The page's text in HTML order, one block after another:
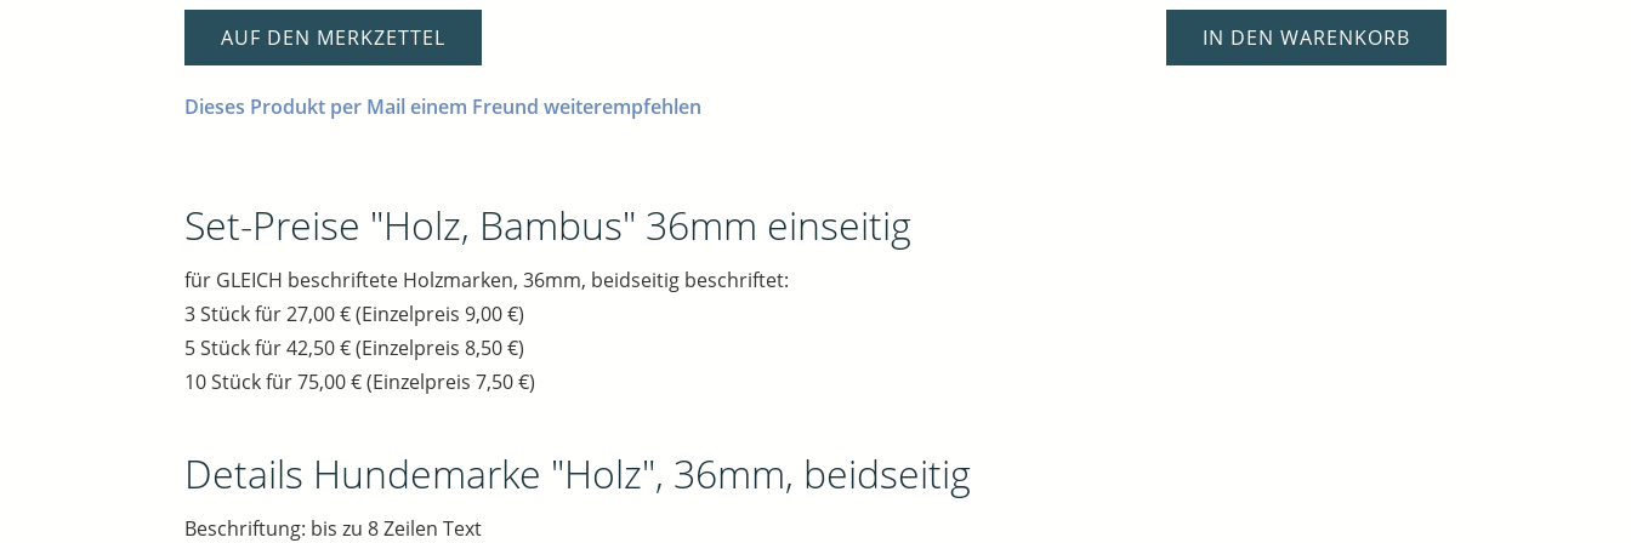
IN DEN WARENKORB
AUF DEN MERKZETTEL
Dieses Produkt per Mail einem Freund weiterempfehlen
Set-Preise "Holz, Bambus" 36mm einseitig
für GLEICH beschriftete Holzmarken, 36mm, beidseitig beschriftet:
3 Stück für 27,00 € (Einzelpreis 9,00 €)
5 Stück für 42,50 € (Einzelpreis 8,50 €)
10 Stück für 75,00 € (Einzelpreis 7,50 €)
Details Hundemarke "Holz", 36mm, beidseitig
Beschriftung: bis zu 8 Zeilen Text